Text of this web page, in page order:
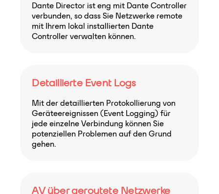
Dante Director ist eng mit Dante Controller
verbunden, so dass Sie Netzwerke remote
mit Ihrem lokal installierten Dante
Controller verwalten können.
Detaillierte Event Logs
Mit der detaillierten Protokollierung von
Geräteereignissen (Event Logging) für
jede einzelne Verbindung können Sie
potenziellen Problemen auf den Grund
gehen.
AV über geroutete Netzwerke